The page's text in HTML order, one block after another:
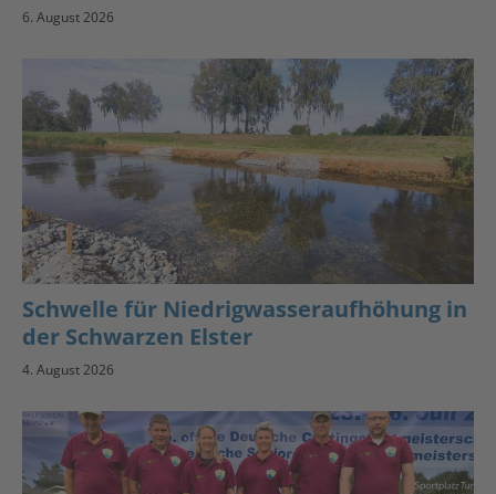
6. August 2026
Schwelle für Niedrigwasseraufhöhung in
der Schwarzen Elster
4. August 2026